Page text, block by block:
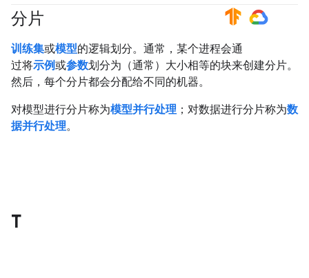
分片 #TensorFlow #GoogleCloud
训练集或模型的逻辑划分。通常，某个进程会通
过将示例或参数划分为（通常）大小相等的块来创建分片。
然后，每个分片都会分配给不同的机器。
对模型进行分片称为模型并行处理 ；对数据进行分片称为数
据并行处理。
T